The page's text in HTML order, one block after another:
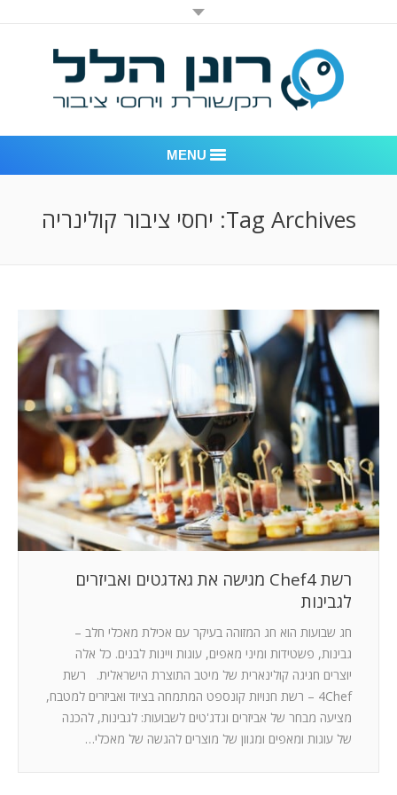
MENU
לקוחות – משרד יחסי ציבור רונן הלל
חדר חדשות
המלצות
ניהול מוניטין
צור קשר
Tag Archives: יחסי ציבור קולינריה
רשת Chef4 מגישה את גאדגטים ואביזרים
לגבינות
חג שבועות הוא חג המזוהה בעיקר עם אכילת מאכלי חלב –
גבינות, פשטידות ומיני מאפים, עוגות ויינות לבנים. כל אלה
יוצרים חגיגה קולינארית של מיטב התוצרת הישראלית. רשת
4Chef – רשת חנויות קונספט המתמחה בציוד ואביזרים למטבח,
מציעה מבחר של אביזרים וגדג'טים לשבועות: לגבינות, להכנה
של עוגות ומאפים ומגוון של מוצרים להגשה של מאכלי…